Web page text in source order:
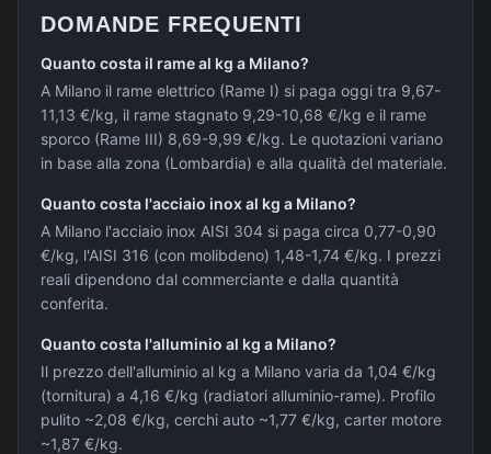
DOMANDE FREQUENTI
Quanto costa il rame al kg a Milano?
A Milano il rame elettrico (Rame I) si paga oggi tra 9,67-
11,13 €/kg, il rame stagnato 9,29-10,68 €/kg e il rame
sporco (Rame III) 8,69-9,99 €/kg. Le quotazioni variano
in base alla zona (Lombardia) e alla qualità del materiale.
Quanto costa l'acciaio inox al kg a Milano?
A Milano l'acciaio inox AISI 304 si paga circa 0,77-0,90
€/kg, l'AISI 316 (con molibdeno) 1,48-1,74 €/kg. I prezzi
reali dipendono dal commerciante e dalla quantità
conferita.
Quanto costa l'alluminio al kg a Milano?
Il prezzo dell'alluminio al kg a Milano varia da 1,04 €/kg
(tornitura) a 4,16 €/kg (radiatori alluminio-rame). Profilo
pulito ~2,08 €/kg, cerchi auto ~1,77 €/kg, carter motore
~1,87 €/kg.